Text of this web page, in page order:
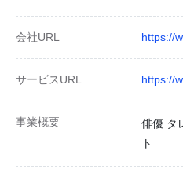
会社URL https://
サービスURL https://
事業概要
俳優 タ
ト